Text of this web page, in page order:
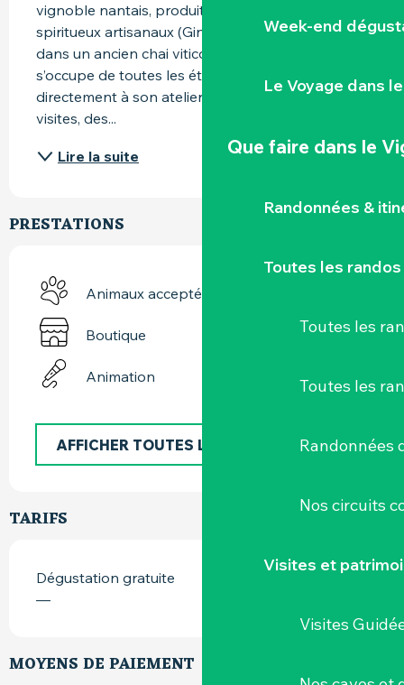
Week-end
Le Voyage dans
Que faire dans le
Randonnées &
Toutes les randos
Toutes les
Toutes les
Randonnées
Nos circuits
Visites et
Visites
vignoble nantais, produit et commercialise des
spiritueux artisanaux (Gins, Malts et liqueurs)
dans un ancien chai viticole. Marina, la distillatrice,
s’occupe de toutes les étapes de production
directement à son atelier. Elle propose des
visites, des...
Lire la suite
PRESTATIONS
Animaux acceptés
Boutique
Animation
AFFICHER TOUTES LES PRESTATIONS
TARIFS
Dégustation gratuite
—
MOYENS DE PAIEMENT